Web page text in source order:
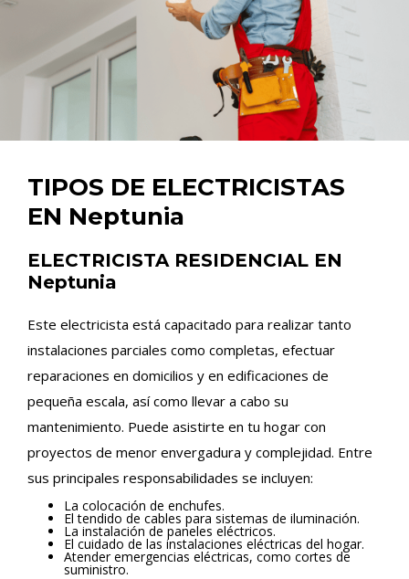
TIPOS DE ELECTRICISTAS
EN Neptunia
ELECTRICISTA RESIDENCIAL EN
Neptunia
Este electricista está capacitado para realizar tanto
instalaciones parciales como completas, efectuar
reparaciones en domicilios y en edificaciones de
pequeña escala, así como llevar a cabo su
mantenimiento. Puede asistirte en tu hogar con
proyectos de menor envergadura y complejidad. Entre
sus principales responsabilidades se incluyen:
La colocación de enchufes.
El tendido de cables para sistemas de iluminación.
La instalación de paneles eléctricos.
El cuidado de las instalaciones eléctricas del hogar.
Atender emergencias eléctricas, como cortes de
suministro.